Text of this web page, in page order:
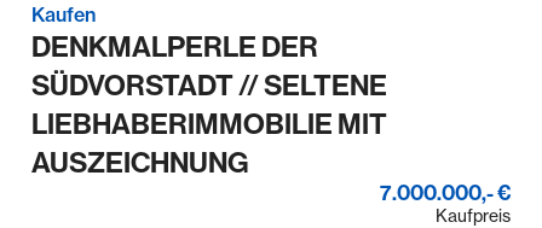
Kaufen
DENKMALPERLE DER
SÜDVORSTADT // SELTENE
LIEBHABERIMMOBILIE MIT
AUSZEICHNUNG
7.000.000,- €
Kaufpreis